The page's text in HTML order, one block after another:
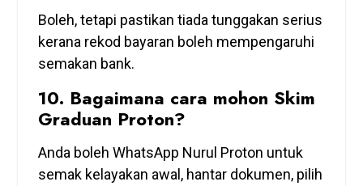
Boleh, tetapi pastikan tiada tunggakan serius
kerana rekod bayaran boleh mempengaruhi
semakan bank.
10. Bagaimana cara mohon Skim
Graduan Proton?
Anda boleh WhatsApp Nurul Proton untuk
semak kelayakan awal, hantar dokumen, pilih